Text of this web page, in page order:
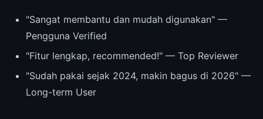
"Sangat membantu dan mudah digunakan" —
Pengguna Verified
"Fitur lengkap, recommended!" — Top Reviewer
"Sudah pakai sejak 2024, makin bagus di 2026" —
Long-term User